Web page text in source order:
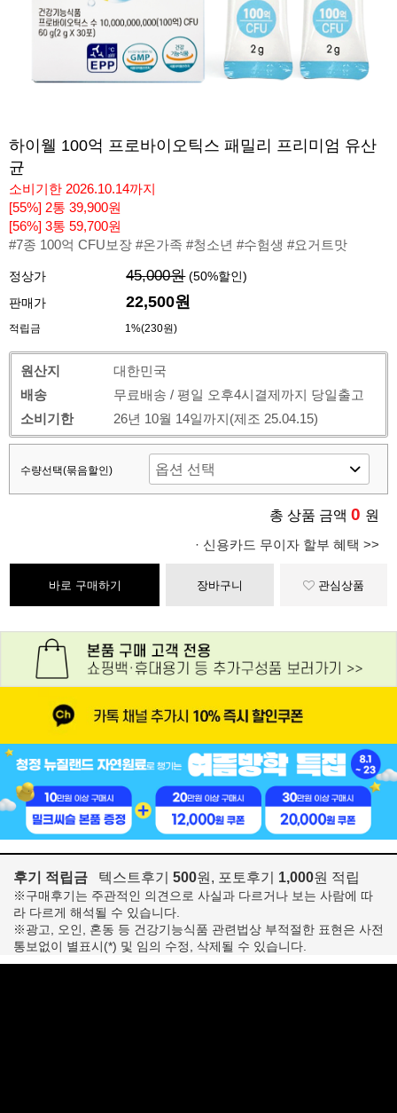
하이웰 100억 프로바이오틱스 패밀리 프리미엄 유산
균
소비기한 2026.10.14까지
[55%] 2통 39,900원
[56%] 3통 59,700원
#7종 100억 CFU보장 #온가족 #청소년 #수험생 #요거트맛
정상가 45,000원 (50%할인)
판매가
22,500원
적립금 1%(230원)
원산지
대한민국
배송
무료배송 / 평일 오후4시결제까지 당일출고
소비기한
26년 10월 14일까지(제조 25.04.15)
수량선택(묶음할인)
총 상품 금액 0 원
· 신용카드 무이자 할부 혜택 >>
바로 구매하기 장바구니 관심상품
후기 적립금 텍스트후기 500원, 포토후기 1,000원 적립
※구매후기는 주관적인 의견으로 사실과 다르거나 보는 사람에 따
라 다르게 해석될 수 있습니다.
※광고, 오인, 혼동 등 건강기능식품 관련법상 부적절한 표현은 사전
통보없이 별표시(*) 및 임의 수정, 삭제될 수 있습니다.